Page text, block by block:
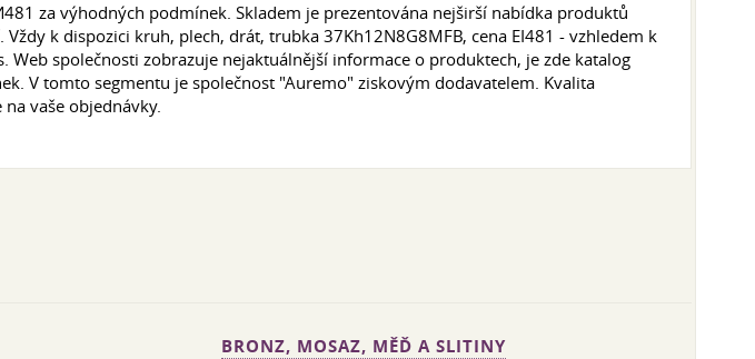
za výhodných podmínek. Skladem je prezentována nejširší nabídka produktů
k dispozici kruh, plech, drát, trubka 37Kh12N8G8MFB, cena EI481 - vzhledem k
společnosti zobrazuje nejaktuálnější informace o produktech, je zde katalog
V tomto segmentu je společnost "Auremo" ziskovým dodavatelem. Kvalita
vaše objednávky.
BRONZ, MOSAZ, MĚĎ A SLITINY